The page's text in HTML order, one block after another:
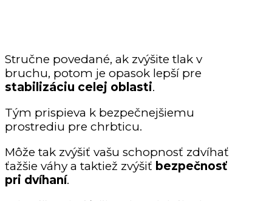
Stručne povedané, ak zvýšite tlak v
bruchu, potom je opasok lepší pre
stabilizáciu celej oblasti.
Tým prispieva k bezpečnejšiemu
prostrediu pre chrbticu.
Môže tak zvýšiť vašu schopnosť zdvíhať
ťažšie váhy a taktiež zvýšiť bezpečnosť
pri dvíhaní.